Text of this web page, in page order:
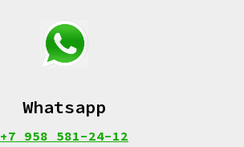
Whatsapp
+7 958 581-24-12